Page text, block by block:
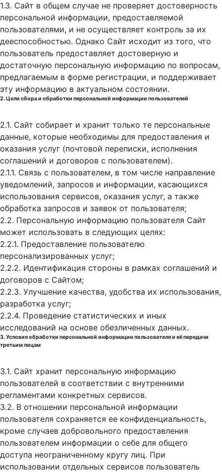
1.3. Сайт в общем случае не проверяет достоверность
персональной информации, предоставляемой
пользователями, и не осуществляет контроль за их
дееспособностью. Однако Сайт исходит из того, что
пользователь предоставляет достоверную и
достаточную персональную информацию по вопросам,
предлагаемым в форме регистрации, и поддерживает
эту информацию в актуальном состоянии.
2. Цели сбора и обработки персональной информации пользователей
2.1. Сайт собирает и хранит только те персональные
данные, которые необходимы для предоставления и
оказания услуг (почтовой переписки, исполнения
соглашений и договоров с пользователем).
2.1.1. Связь с пользователем, в том числе направление
уведомлений, запросов и информации, касающихся
использования сервисов, оказания услуг, а также
обработка запросов и заявок от пользователя;
2.2. Персональную информацию пользователя Сайт
может использовать в следующих целях:
2.2.1. Предоставление пользователю
персонализированных услуг;
2.2.2. Идентификация стороны в рамках соглашений и
договоров с Сайтом;
2.2.3. Улучшение качества, удобства их использования,
разработка услуг;
2.2.4. Проведение статистических и иных
исследований на основе обезличенных данных.
3. Условия обработки персональной информации пользователя и её передачи
третьим лицам
3.1. Сайт хранит персональную информацию
пользователей в соответствии с внутренними
регламентами конкретных сервисов.
3.2. В отношении персональной информации
пользователя сохраняется ее конфиденциальность,
кроме случаев добровольного предоставления
пользователем информации о себе для общего
доступа неограниченному кругу лиц. При
использовании отдельных сервисов пользователь